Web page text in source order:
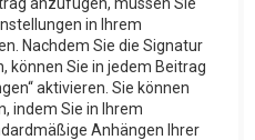
in Ihrem
Nachdem Sie die Signatur
können Sie in jedem Beitrag
aktivieren. Sie können
indem Sie in Ihrem
Anhängen Ihrer